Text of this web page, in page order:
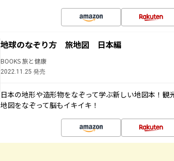
地球のなぞり方 旅地図 日本編
BOOKS 旅と健康
2022.11.25 発売
日本の地形や造形物をなぞって学ぶ新しい地図本！
地図をなぞって脳もイキイキ！